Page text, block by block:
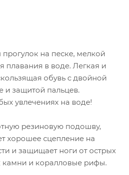
на песке, мелкой
плавания в воде. Легкая и
обувь с двойной
и защитой пальцев.
увлечениях на воде!
резиновую подошву,
хорошее сцепление на
и защищает ноги от острых
камни и коралловые рифы.